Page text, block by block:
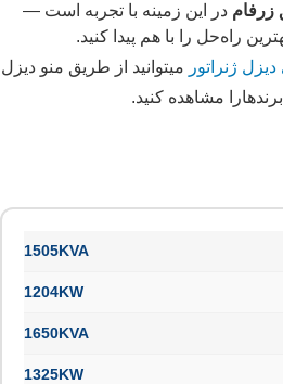
زرفام در این زمینه با تجربه است —
راه‌حل را با هم پیدا کنید.
ژنراتور میتوانید از طریق منو دیزل
مشاهده کنید.
1505KVA
1204KW
1650KVA
1325KW